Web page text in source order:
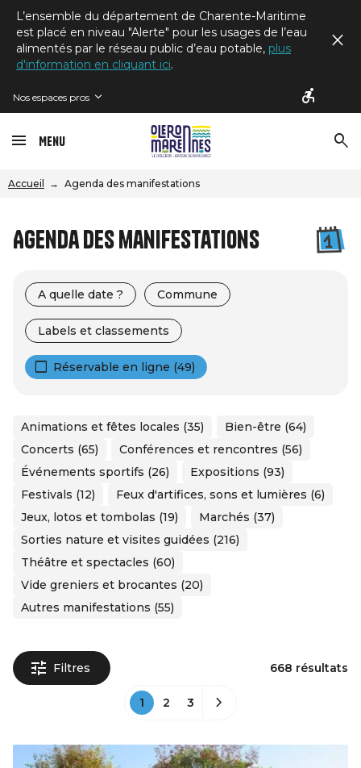
L’ensemble du département de Charente-Maritime
est placé en niveau "Alerte" pour les usages de l’eau
alimentés par le réseau public d’eau potable, plus
d'information en cliquant ici.
Nos espaces pros
Menu
Accueil Agenda des manifestations
Agenda des manifestations
A quelle date ? Commune
Labels et classements
Réservable en ligne (49)
Animations et fêtes locales (35)
Bien-être (64)
Concerts (65)
Conférences et rencontres (56)
Événements sportifs (26)
Expositions (93)
Festivals (12)
Feux d'artifices, sons et lumières (6)
Jeux, lotos et tombolas (19)
Marchés (37)
Sorties nature et visites guidées (216)
Théâtre et spectacles (60)
Vide greniers et brocantes (20)
Autres manifestations (55)
Filtres 668 résultats
1 2 3